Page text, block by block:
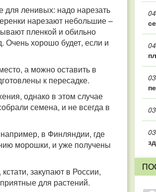
ленивых: надо нарезать
нарезают небольшие –
пленкой и обильно
Очень хорошо будет, если и
а можно оставить в
к пересадке.
однако в этом случае
семена, и не всегда в
в Финляндии, где
морошки, и уже получены
закупают в России,
для растений.